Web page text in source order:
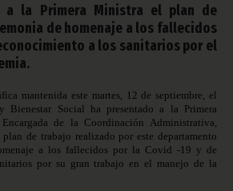
a la Primera Ministra el plan de
de homenaje a los fallecidos
a los sanitarios por el
mantenida este martes, 12 de septiembre, el
Bienestar Social ha presentado a la Primera
de la Coordinación Administrativa,
de trabajo realizado por este departamento
a los fallecidos por la Covid -19 y de
por su gran trabajo en el manejo de la